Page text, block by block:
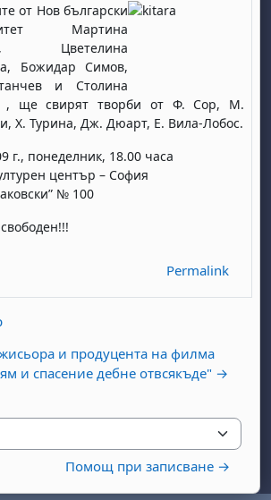
от Нов български
Мартина
Цветелина
Божидар Симов,
и Столина
, ще свирят творби от Ф. Сор, М.
Х. Турина, Дж. Дюарт, Е. Вила-Лобос.
г., понеделник, 18.00 часа
център – София
№ 100
Permalink
и продуцента на филма
и спасение дебне отвсякъде" →
Помощ при записване →